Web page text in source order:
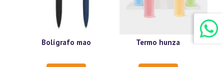
Bolígrafo mao Termo hunza